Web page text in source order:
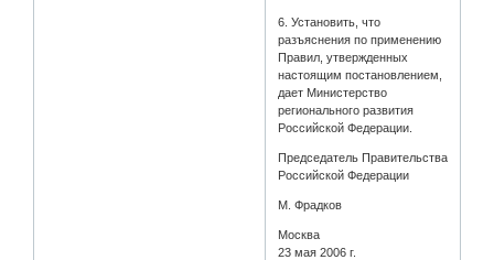
6. Установить, что
разъяснения по применению
Правил, утвержденных
настоящим постановлением,
дает Министерство
регионального развития
Российской Федерации.
Председатель Правительства
Российской Федерации
М. Фрадков
Москва
23 мая 2006 г.